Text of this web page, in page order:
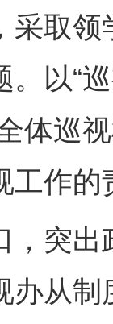
采取
。以“
体巡
工作
突出
办从